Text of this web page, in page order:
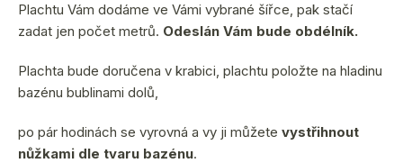
Plachtu Vám dodáme ve Vámi vybrané šířce, pak stačí
zadat jen počet metrů. Odeslán Vám bude obdélník.
Plachta bude doručena v krabici, plachtu položte na hladinu
bazénu bublinami dolů,
po pár hodinách se vyrovná a vy ji můžete vystřihnout
nůžkami dle tvaru bazénu.